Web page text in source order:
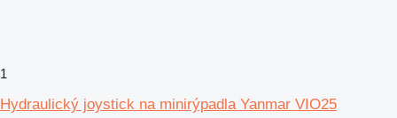
1
Hydraulický joystick na minirýpadla Yanmar VIO25